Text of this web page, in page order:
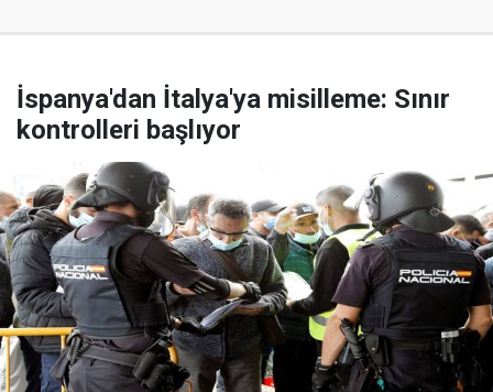
İspanya'dan İtalya'ya misilleme: Sınır
kontrolleri başlıyor